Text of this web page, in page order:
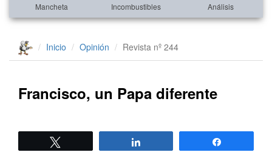
Mancheta Incombustibles Análisis
Inicio Opinión Revista nº 244
Francisco, un Papa diferente